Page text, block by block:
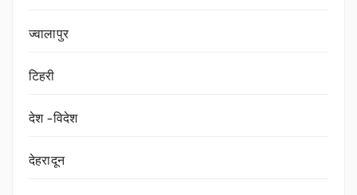
ज्वालापुर
टिहरी
देश -विदेश
देहरादून